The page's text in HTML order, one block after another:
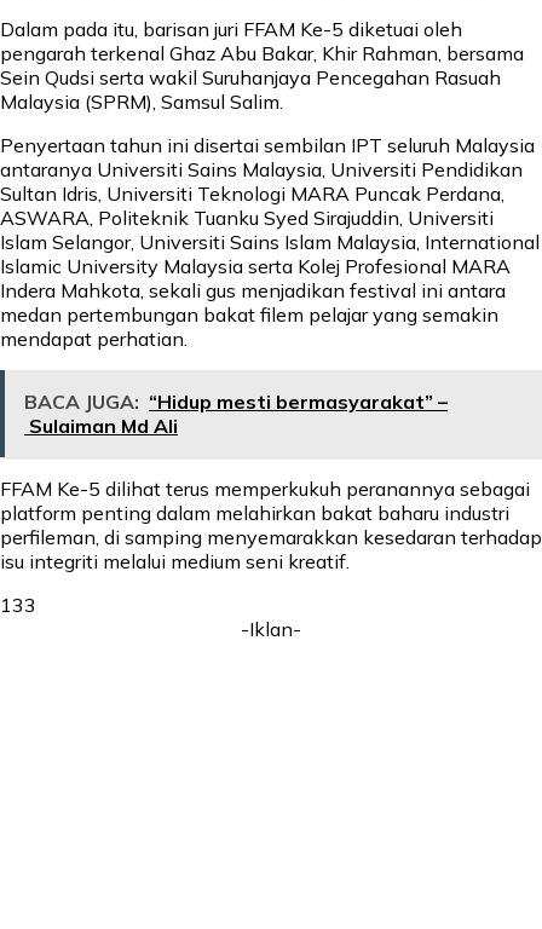
Dalam pada itu, barisan juri FFAM Ke-5 diketuai oleh
pengarah terkenal Ghaz Abu Bakar, Khir Rahman, bersama
Sein Qudsi serta wakil Suruhanjaya Pencegahan Rasuah
Malaysia (SPRM), Samsul Salim.
Penyertaan tahun ini disertai sembilan IPT seluruh Malaysia
antaranya Universiti Sains Malaysia, Universiti Pendidikan
Sultan Idris, Universiti Teknologi MARA Puncak Perdana,
ASWARA, Politeknik Tuanku Syed Sirajuddin, Universiti
Islam Selangor, Universiti Sains Islam Malaysia, International
Islamic University Malaysia serta Kolej Profesional MARA
Indera Mahkota, sekali gus menjadikan festival ini antara
medan pertembungan bakat filem pelajar yang semakin
mendapat perhatian.
BACA JUGA: “Hidup mesti bermasyarakat” –
Sulaiman Md Ali
FFAM Ke-5 dilihat terus memperkukuh peranannya sebagai
platform penting dalam melahirkan bakat baharu industri
perfileman, di samping menyemarakkan kesedaran terhadap
isu integriti melalui medium seni kreatif.
133
-Iklan-